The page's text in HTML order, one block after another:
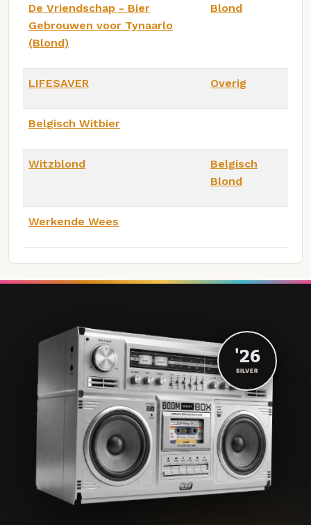
De Vriendschap - Bier
Gebrouwen voor Tynaarlo
(Blond)
Blond
LIFESAVER Overig
Belgisch Witbier
Witzblond
Belgisch
Blond
Werkende Wees
'26
SILVER